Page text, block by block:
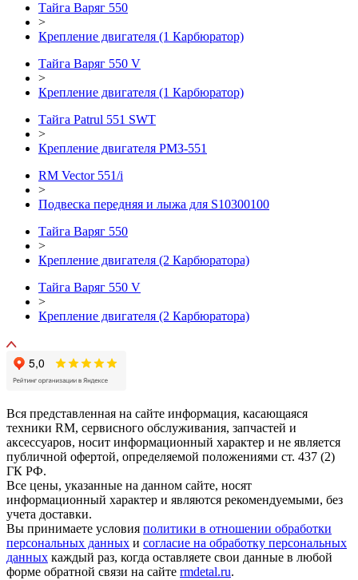
Тайга Варяг 550
>
Крепление двигателя (1 Карбюратор)
Тайга Варяг 550 V
>
Крепление двигателя (1 Карбюратор)
Тайга Patrul 551 SWT
>
Крепление двигателя РМЗ-551
RM Vector 551/i
>
Подвеска передняя и лыжа для S10300100
Тайга Варяг 550
>
Крепление двигателя (2 Карбюратора)
Тайга Варяг 550 V
>
Крепление двигателя (2 Карбюратора)
Вся представленная на сайте информация, касающаяся
техники RM, сервисного обслуживания, запчастей и
аксессуаров, носит информационный характер и не является
публичной офертой, определяемой положениями ст. 437 (2)
ГК РФ.
Все цены, указанные на данном сайте, носят
информационный характер и являются рекомендуемыми, без
учета доставки.
Вы принимаете условия политики в отношении обработки
персональных данных и согласие на обработку персональных
данных каждый раз, когда оставляете свои данные в любой
форме обратной связи на сайте rmdetal.ru.